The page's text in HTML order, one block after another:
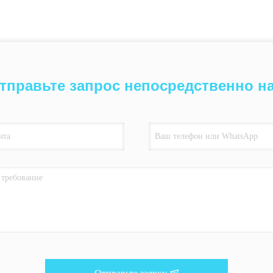
запрос непосредственно